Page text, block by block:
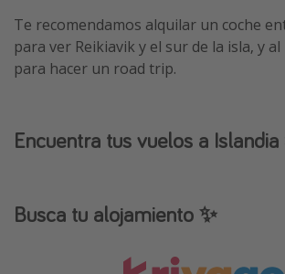
Te recomendamos alquilar un coche
para ver Reikiavik y el sur de la isla, y
para hacer un road trip.
Encuentra tus vuelos a
Busca tu alojamiento ✨